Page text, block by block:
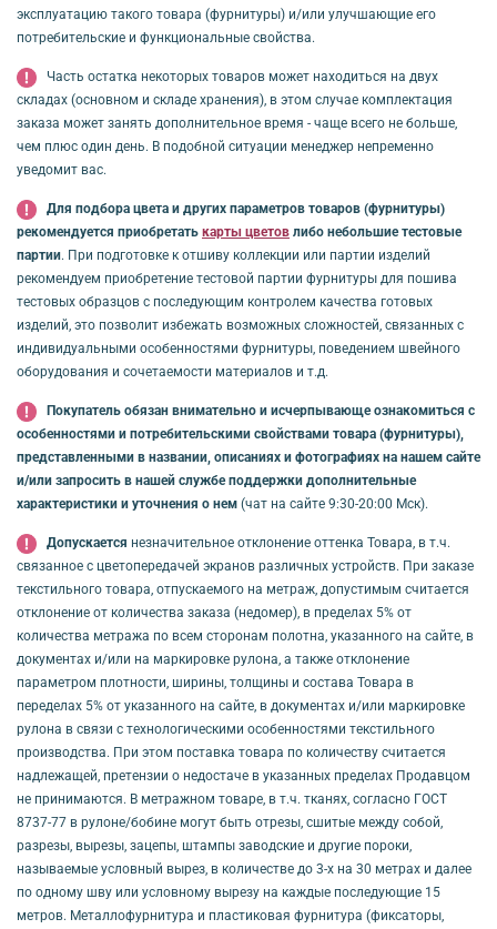
эксплуатацию такого товара (фурнитуры) и/или улучшающие его
потребительские и функциональные свойства.
Часть остатка некоторых товаров может находиться на двух
складах (основном и складе хранения), в этом случае комплектация
заказа может занять дополнительное время - чаще всего не больше,
чем плюс один день. В подобной ситуации менеджер непременно
уведомит вас.
Для подбора цвета и других параметров товаров (фурнитуры)
рекомендуется приобретать карты цветов либо небольшие тестовые
партии. При подготовке к отшиву коллекции или партии изделий
рекомендуем приобретение тестовой партии фурнитуры для пошива
тестовых образцов с последующим контролем качества готовых
изделий, это позволит избежать возможных сложностей, связанных с
индивидуальными особенностями фурнитуры, поведением швейного
оборудования и сочетаемости материалов и т.д.
Покупатель обязан внимательно и исчерпывающе ознакомиться с
особенностями и потребительскими свойствами товара (фурнитуры),
представленными в названии, описаниях и фотографиях на нашем сайте
и/или запросить в нашей службе поддержки дополнительные
характеристики и уточнения о нем (чат на сайте 9:30-20:00 Мск).
Допускается незначительное отклонение оттенка Товара, в т.ч.
связанное с цветопередачей экранов различных устройств. При заказе
текстильного товара, отпускаемого на метраж, допустимым считается
отклонение от количества заказа (недомер), в пределах 5% от
количества метража по всем сторонам полотна, указанного на сайте, в
документах и/или на маркировке рулона, а также отклонение
параметром плотности, ширины, толщины и состава Товара в
переделах 5% от указанного на сайте, в документах и/или маркировке
рулона в связи с технологическими особенностями текстильного
производства. При этом поставка товара по количеству считается
надлежащей, претензии о недостаче в указанных пределах Продавцом
не принимаются. В метражном товаре, в т.ч. тканях, согласно ГОСТ
8737-77 в рулоне/бобине могут быть отрезы, сшитые между собой,
разрезы, вырезы, зацепы, штампы заводские и другие пороки,
называемые условный вырез, в количестве до 3-х на 30 метрах и далее
по одному шву или условному вырезу на каждые последующие 15
метров. Металлофурнитура и пластиковая фурнитура (фиксаторы,